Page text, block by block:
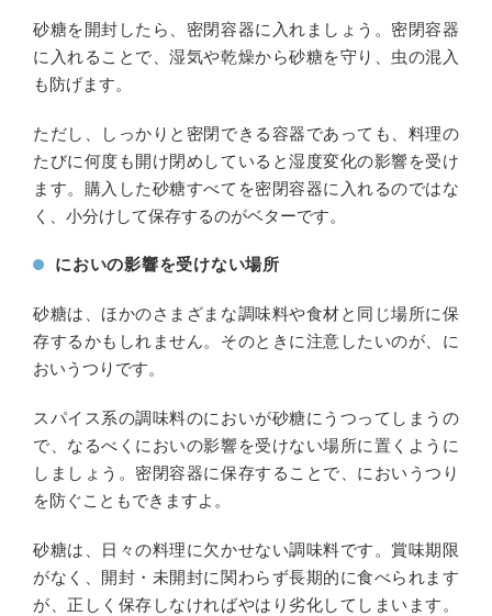
砂糖を開封したら、密閉容器に入れましょう。密閉容器
に入れることで、湿気や乾燥から砂糖を守り、虫の混入
も防げます。
ただし、しっかりと密閉できる容器であっても、料理の
たびに何度も開け閉めしていると湿度変化の影響を受け
ます。購入した砂糖すべてを密閉容器に入れるのではな
く、小分けして保存するのがベターです。
においの影響を受けない場所
砂糖は、ほかのさまざまな調味料や食材と同じ場所に保
存するかもしれません。そのときに注意したいのが、に
おいうつりです。
スパイス系の調味料のにおいが砂糖にうつってしまうの
で、なるべくにおいの影響を受けない場所に置くように
しましょう。密閉容器に保存することで、においうつり
を防ぐこともできますよ。
砂糖は、日々の料理に欠かせない調味料です。賞味期限
がなく、開封・未開封に関わらず長期的に食べられます
が、正しく保存しなければやはり劣化してしまいます。